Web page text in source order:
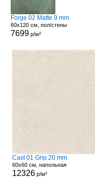
Forge 02 Matte 9 mm
60x120 см, пол/стены
7699р/м²
Cast 01 Grip 20 mm
60x60 см, напольная
12326р/м²